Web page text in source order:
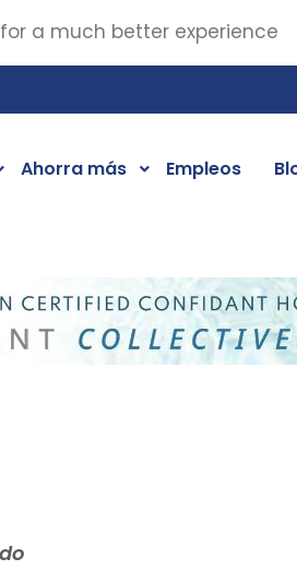
Ahorra más Empleos
a much better experience